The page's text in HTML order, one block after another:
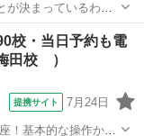
が決まっているわけ
指示】からスタート
じ、仕事の型を身に
校・当日予約も電
田校 ）
提携サイト 7月24日
！基本的な操作から